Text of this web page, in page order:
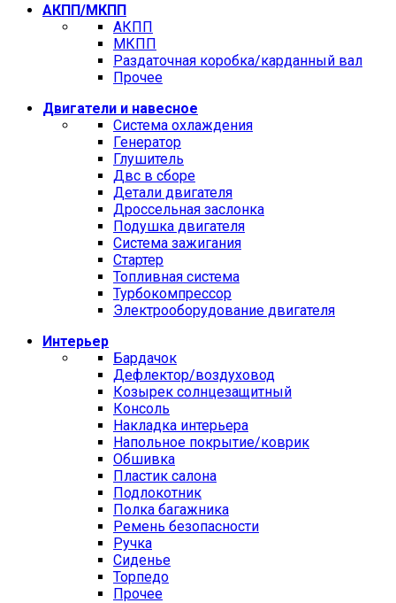
АКПП/МКПП
АКПП
МКПП
Раздаточная коробка/карданный вал
Прочее
Двигатели и навесное
Cистема охлаждения
Генератор
Глушитель
Двс в сборе
Детали двигателя
Дроссельная заслонка
Подушка двигателя
Система зажигания
Стартер
Топливная система
Турбокомпрессор
Электрооборудование двигателя
Интерьер
Бардачок
Дефлектор/воздуховод
Козырек солнцезащитный
Консоль
Накладка интерьера
Напольное покрытие/коврик
Обшивка
Пластик салона
Подлокотник
Полка багажника
Ремень безопасности
Ручка
Сиденье
Торпедо
Прочее